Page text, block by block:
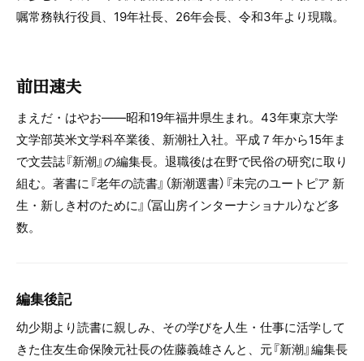
嘱常務執行役員、19年社長、26年会長、令和3年より現職。
前田速夫
まえだ・はやお――昭和19年福井県生まれ。43年東京大学
文学部英米文学科卒業後、新潮社入社。平成７年から15年ま
で文芸誌『新潮』の編集長。退職後は在野で民俗の研究に取り
組む。著書に『老年の読書』（新潮選書）『未完のユートピア 新
生・新しき村のために』（冨山房インターナショナル）など多
数。
編集後記
幼少期より読書に親しみ、その学びを人生・仕事に活学して
きた住友生命保険元社長の佐藤義雄さんと、元『新潮』編集長